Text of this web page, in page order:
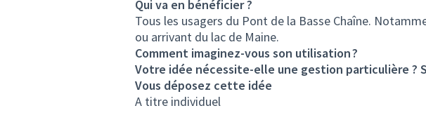
Qui va en bénéficier ?
Tous les usagers du Pont de la Basse Chaîne.
ou arrivant du lac de Maine.
Comment imaginez-vous son utilisation ?
Votre idée nécessite-elle une gestion particulière ?
Vous déposez cette idée
A titre individuel